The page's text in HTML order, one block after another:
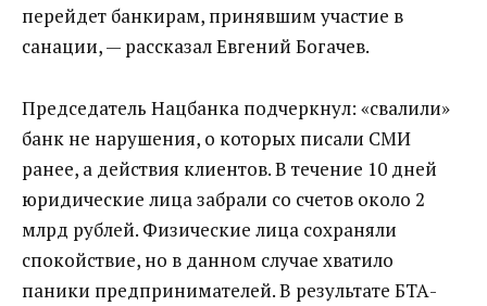
перейдет банкирам, принявшим участие в
санации, — рассказал Евгений Богачев.
Председатель Нацбанка подчеркнул: «свалили»
банк не нарушения, о которых писали СМИ
ранее, а действия клиентов. В течение 10 дней
юридические лица забрали со счетов около 2
млрд рублей. Физические лица сохраняли
спокойствие, но в данном случае хватило
паники предпринимателей. В результате БТА-